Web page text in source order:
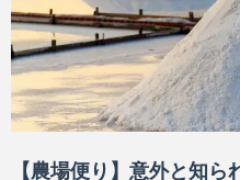
【農場便り】意外と知